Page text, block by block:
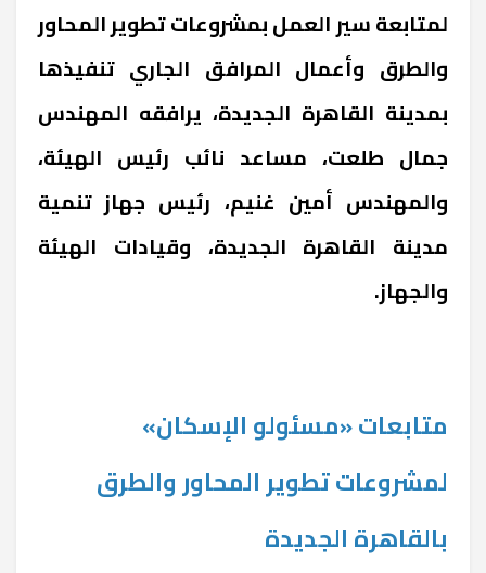
لمتابعة سير العمل بمشروعات تطوير المحاور
والطرق وأعمال المرافق الجاري تنفيذها
بمدينة القاهرة الجديدة، يرافقه المهندس
جمال طلعت، مساعد نائب رئيس الهيئة،
والمهندس أمين غنيم، رئيس جهاز تنمية
مدينة القاهرة الجديدة، وقيادات الهيئة
والجهاز.
متابعات «مسئولو الإسكان»
لمشروعات تطوير المحاور والطرق
بالقاهرة الجديدة